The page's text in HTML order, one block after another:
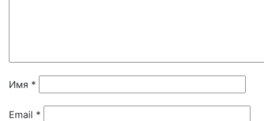
Имя *
Email *